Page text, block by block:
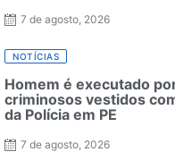
7 de agosto, 2026
NOTÍCIAS
Homem é executado
criminosos vestidos
da Polícia em PE
7 de agosto, 2026